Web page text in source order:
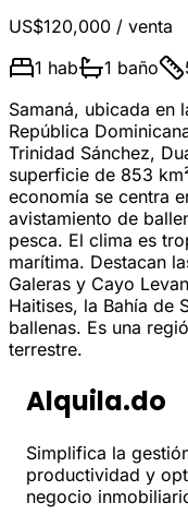
US$120,000 / venta
1 hab 1 baño
Samaná, ubicada en
República
Trinidad Sánchez,
superficie de 853
economía se centra
avistamiento de
pesca. El clima es
marítima. Destacan
Galeras y Cayo
Haitises, la Bahía de
ballenas. Es una
terrestre.
Alquila.do
Simplifica la
productividad y
negocio